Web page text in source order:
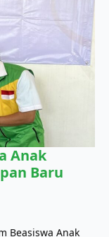
Anak
Baru
Beasiswa Anak